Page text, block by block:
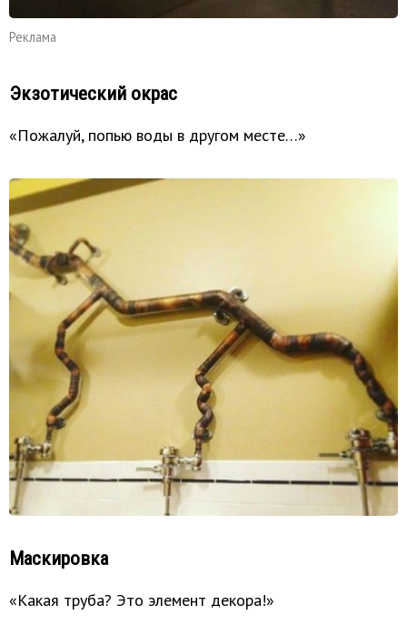
Реклама
Экзотический окрас
«Пожалуй, попью воды в другом месте…»
Маскировка
«Какая труба? Это элемент декора!»